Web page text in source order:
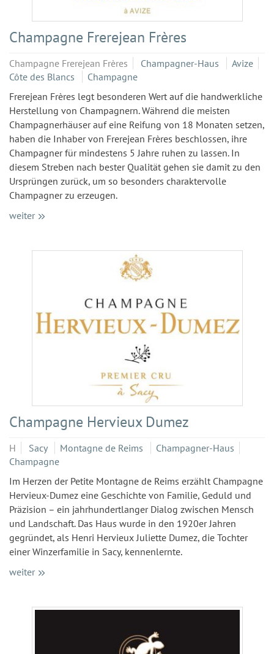
Champagne Frerejean Frères
Champagne Frerejean Frères Champagner-Haus
Avize
Côte des Blancs
Champagne
Frerejean Frères legt besonderen Wert auf die handwerkliche
Herstellung von Champagnern. Während die meisten
Champagnerhäuser auf eine Reifung von 18 Monaten setzen,
haben die Inhaber von Frerejean Frères beschlossen, ihre
Champagner für mindestens 5 Jahre ruhen zu lassen. In
diesem Streben nach bester Qualität gehen sie damit zu den
Ursprüngen zurück, um so besonders charaktervolle
Champagner zu erzeugen.
weiter
Champagne Hervieux Dumez
H Sacy Montagne de Reims
Champagner-Haus
Champagne
Im Herzen der Petite Montagne de Reims erzählt Champagne
Hervieux-Dumez eine Geschichte von Familie, Geduld und
Präzision – ein jahrhundertlanger Dialog zwischen Mensch
und Landschaft. Das Haus wurde in den 1920er Jahren
gegründet, als Henri Hervieux Juliette Dumez, die Tochter
einer Winzerfamilie in Sacy, kennenlernte.
weiter